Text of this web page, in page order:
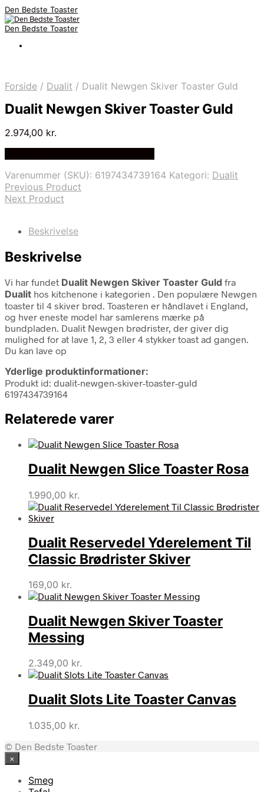
Den Bedste Toaster
Den Bedste Toaster
Forside / Dualit / Dualit Newgen Skiver Toaster Guld
Dualit Newgen Skiver Toaster Guld
2.974,00 kr.
Varenummer (SKU): 6197434739164 Kategori: Dualit
Previous Product
Next Product
Beskrivelse
Beskrivelse
Vi har fundet Dualit Newgen Skiver Toaster Guld fra
Dualit hos kitchenone i kategorien . Den populære Newgen
toaster til 4 skiver brød. Toasteren er håndlavet i England,
og hver eneste model har samlerens mærke på
bundpladen. Dualit Newgen brødrister, der giver dig
mulighed for at lave 1, 2, 3 eller 4 stykker toast ad gangen.
Du kan lave op
Yderlige produktinformationer:
Produkt id: dualit-newgen-skiver-toaster-guld
6197434739164
Relaterede varer
Dualit Newgen Slice Toaster Rosa
1.990,00 kr.
Dualit Reservedel Yderelement Til
Classic Brødrister Skiver
169,00 kr.
Dualit Newgen Skiver Toaster
Messing
2.349,00 kr.
Dualit Slots Lite Toaster Canvas
1.035,00 kr.
© Den Bedste Toaster
×
Smeg